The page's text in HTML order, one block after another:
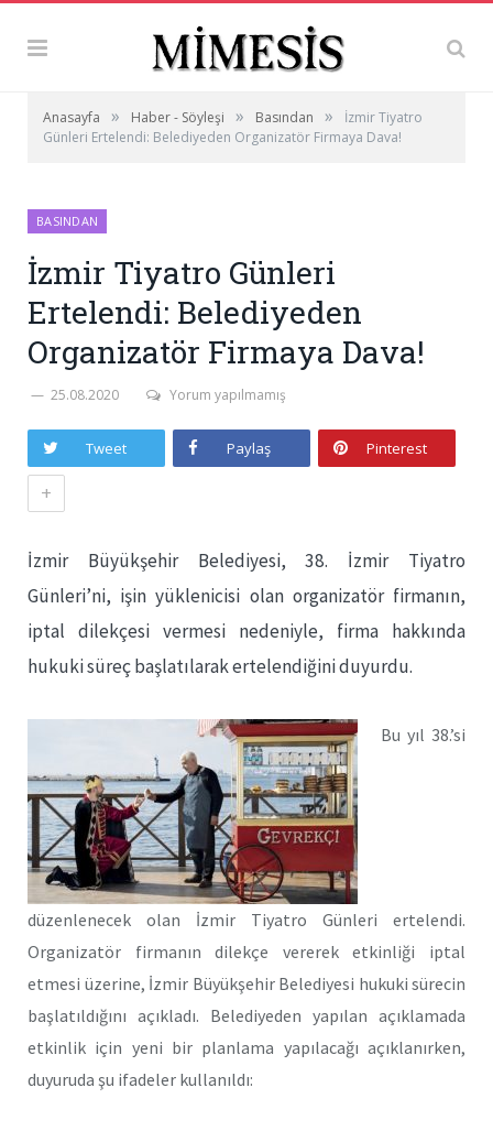
Anasayfa » Haber - Söyleşi » Basından »
İzmir Tiyatro
Günleri Ertelendi: Belediyeden Organizatör Firmaya Dava!
BASINDAN
İzmir Tiyatro Günleri
Ertelendi: Belediyeden
Organizatör Firmaya Dava!
25.08.2020 Yorum yapılmamış
Tweet Paylaş Pinterest
+
İzmir Büyükşehir Belediyesi, 38. İzmir Tiyatro
Günleri’ni, işin yüklenicisi olan organizatör firmanın,
iptal dilekçesi vermesi nedeniyle, firma hakkında
hukuki süreç başlatılarak ertelendiğini duyurdu.
Bu yıl 38.’si
düzenlenecek olan İzmir Tiyatro Günleri ertelendi.
Organizatör firmanın dilekçe vererek etkinliği iptal
etmesi üzerine, İzmir Büyükşehir Belediyesi hukuki sürecin
başlatıldığını açıkladı. Belediyeden yapılan açıklamada
etkinlik için yeni bir planlama yapılacağı açıklanırken,
duyuruda şu ifadeler kullanıldı: